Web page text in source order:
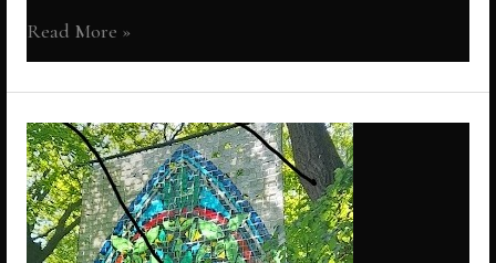
Betsy
Perk
(1833-
1906):
feminist,
schrijver
en
pionier
Read More »